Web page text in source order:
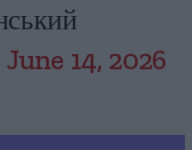
June 14, 2026